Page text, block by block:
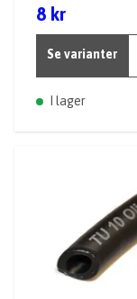
8 kr
Se varianter
I lager